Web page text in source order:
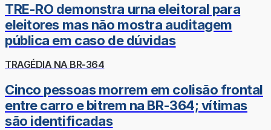
TRE-RO demonstra urna eleitoral para
eleitores mas não mostra auditagem
pública em caso de dúvidas
TRAGÉDIA NA BR-364
Cinco pessoas morrem em colisão frontal
entre carro e bitrem na BR-364; vítimas
são identificadas